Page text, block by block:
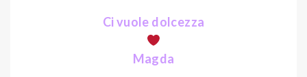
Ci vuole dolcezza
Magda